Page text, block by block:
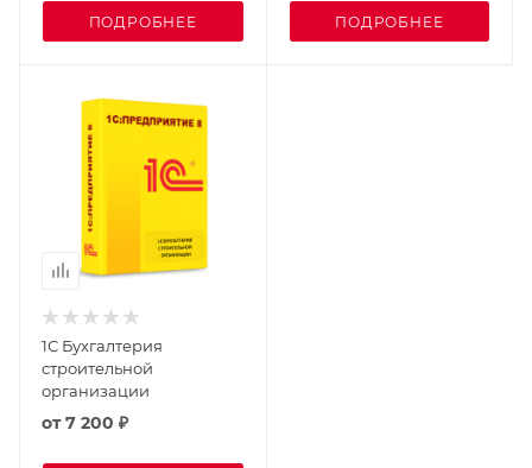
ПОДРОБНЕЕ ПОДРОБНЕЕ
1С Бухгалтерия
строительной
организации
от7 200 ₽